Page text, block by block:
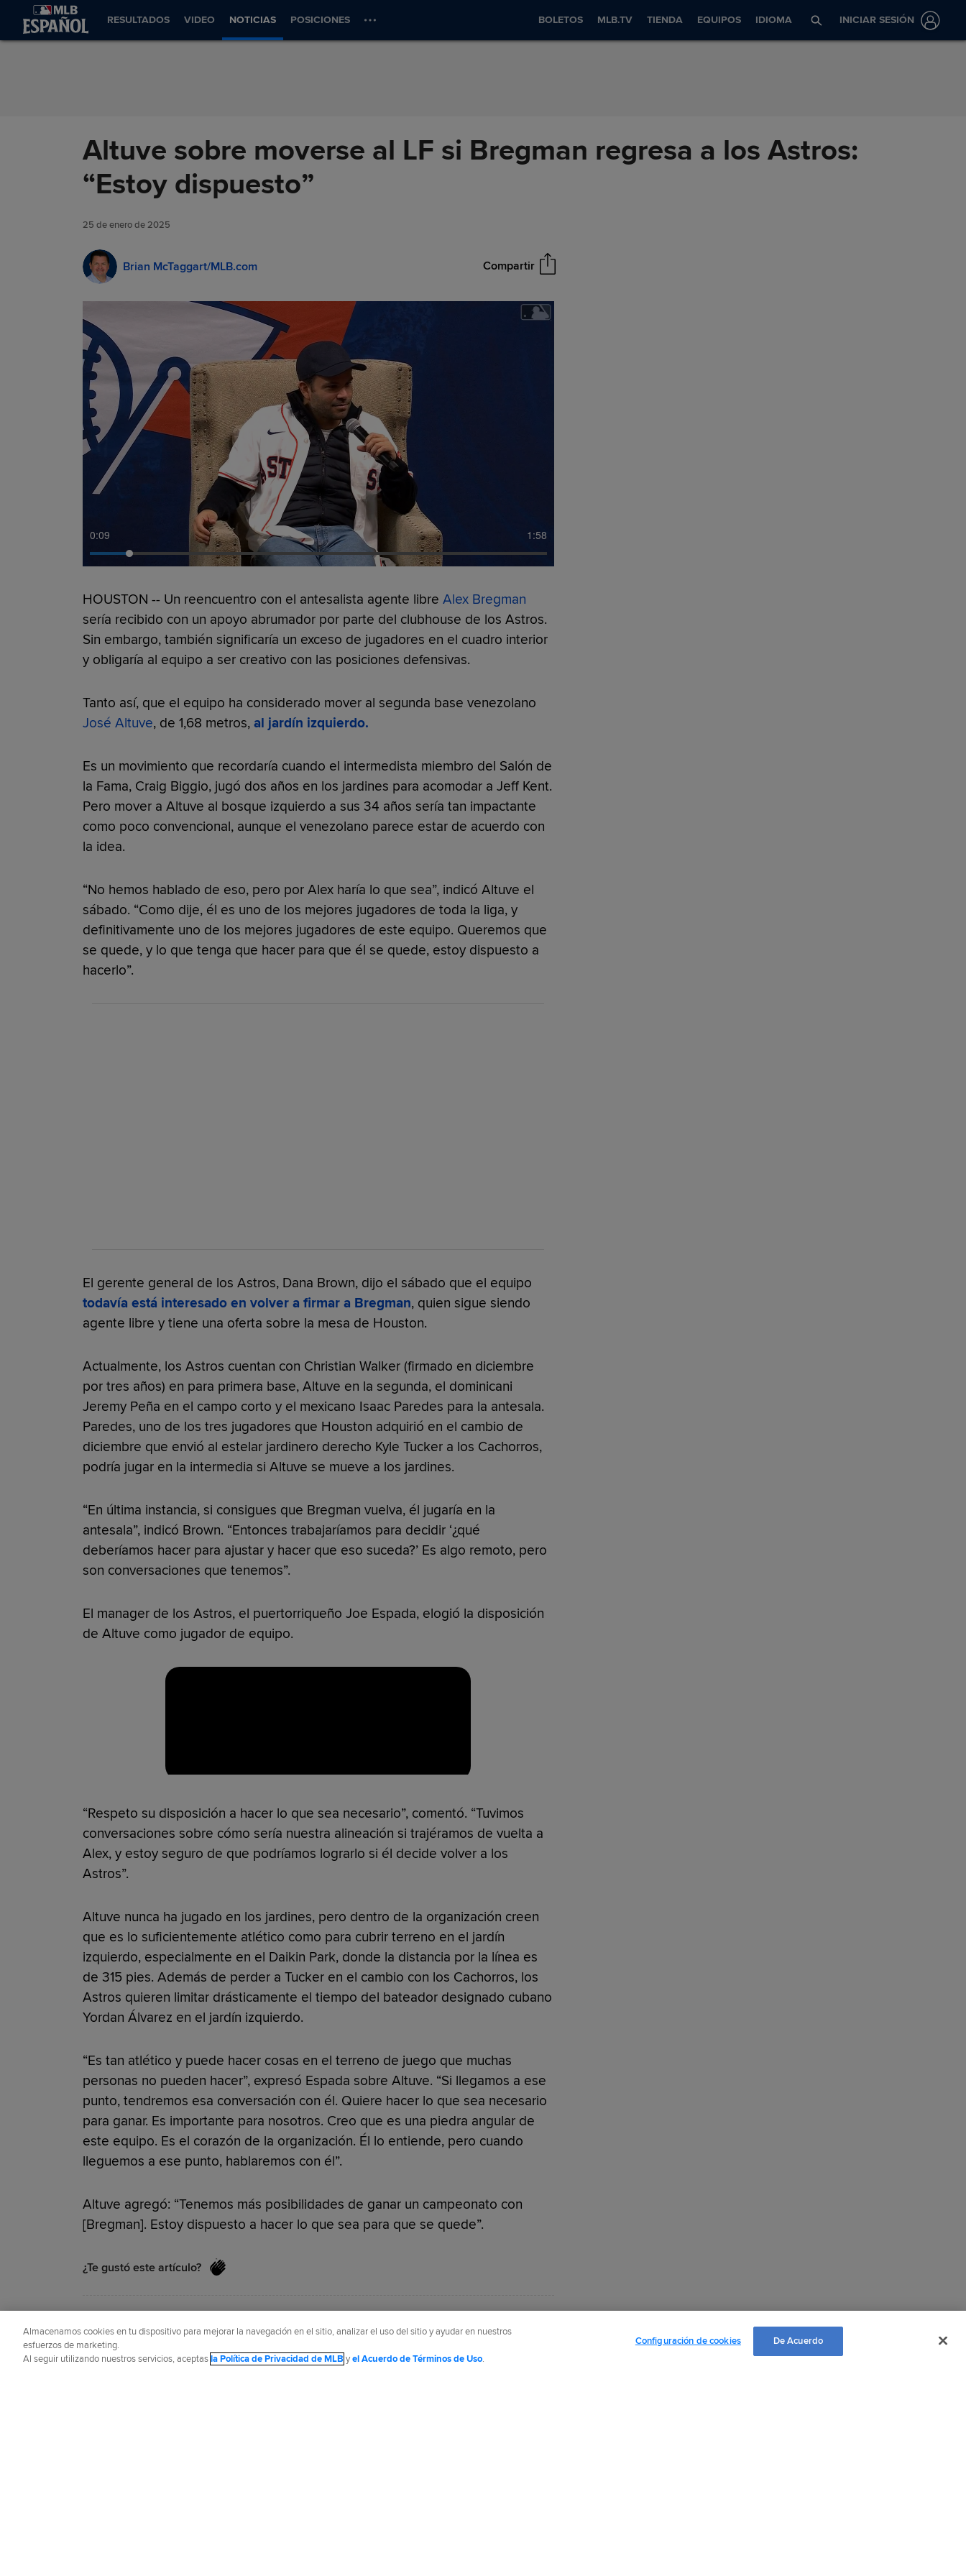
Saltar al Contenido
RESULTADOS VIDEO NOTICIAS POSICIONES BOLETOS MLB.TV TIENDA EQUIPOS IDIOMA INICIAR SESIÓN
Altuve sobre moverse al LF si Bregman regresa a los Astros:
“Estoy dispuesto”
25 de enero de 2025
Brian McTaggart/MLB.com Compartir
0:10 1:58
HOUSTON -- Un reencuentro con el antesalista agente libre Alex Bregman
sería recibido con un apoyo abrumador por parte del clubhouse de los Astros.
Sin embargo, también significaría un exceso de jugadores en el cuadro interior
y obligaría al equipo a ser creativo con las posiciones defensivas.
Tanto así, que el equipo ha considerado mover al segunda base venezolano
José Altuve, de 1,68 metros, al jardín izquierdo.
Es un movimiento que recordaría cuando el intermedista miembro del Salón de
la Fama, Craig Biggio, jugó dos años en los jardines para acomodar a Jeff Kent.
Pero mover a Altuve al bosque izquierdo a sus 34 años sería tan impactante
como poco convencional, aunque el venezolano parece estar de acuerdo con
la idea.
“No hemos hablado de eso, pero por Alex haría lo que sea”, indicó Altuve el
sábado. “Como dije, él es uno de los mejores jugadores de toda la liga, y
definitivamente uno de los mejores jugadores de este equipo. Queremos que
se quede, y lo que tenga que hacer para que él se quede, estoy dispuesto a
hacerlo”.
El gerente general de los Astros, Dana Brown, dijo el sábado que el equipo
todavía está interesado en volver a firmar a Bregman, quien sigue siendo
agente libre y tiene una oferta sobre la mesa de Houston.
Actualmente, los Astros cuentan con Christian Walker (firmado en diciembre
por tres años) en para primera base, Altuve en la segunda, el dominicani
Jeremy Peña en el campo corto y el mexicano Isaac Paredes para la antesala.
Paredes, uno de los tres jugadores que Houston adquirió en el cambio de
diciembre que envió al estelar jardinero derecho Kyle Tucker a los Cachorros,
podría jugar en la intermedia si Altuve se mueve a los jardines.
“En última instancia, si consigues que Bregman vuelva, él jugaría en la
antesala”, indicó Brown. “Entonces trabajaríamos para decidir ‘¿qué
deberíamos hacer para ajustar y hacer que eso suceda?’ Es algo remoto, pero
son conversaciones que tenemos”.
El manager de los Astros, el puertorriqueño Joe Espada, elogió la disposición
de Altuve como jugador de equipo.
“Respeto su disposición a hacer lo que sea necesario”, comentó. “Tuvimos
conversaciones sobre cómo sería nuestra alineación si trajéramos de vuelta a
Alex, y estoy seguro de que podríamos lograrlo si él decide volver a los
Astros”.
Altuve nunca ha jugado en los jardines, pero dentro de la organización creen
que es lo suficientemente atlético como para cubrir terreno en el jardín
izquierdo, especialmente en el Daikin Park, donde la distancia por la línea es
de 315 pies. Además de perder a Tucker en el cambio con los Cachorros, los
Astros quieren limitar drásticamente el tiempo del bateador designado cubano
Yordan Álvarez en el jardín izquierdo.
“Es tan atlético y puede hacer cosas en el terreno de juego que muchas
personas no pueden hacer”, expresó Espada sobre Altuve. “Si llegamos a ese
punto, tendremos esa conversación con él. Quiere hacer lo que sea necesario
para ganar. Es importante para nosotros. Creo que es una piedra angular de
este equipo. Es el corazón de la organización. Él lo entiende, pero cuando
lleguemos a ese punto, hablaremos con él”.
Altuve agregó: “Tenemos más posibilidades de ganar un campeonato con
[Bregman]. Estoy dispuesto a hacer lo que sea para que se quede”.
¿Te gustó este artículo?
El reportero principal del club, Brian McTaggart, ha cubierto a los Astros desde
el 2004 y para MLB.com desde el 2009.
Almacenamos cookies en tu dispositivo para mejorar la navegación en el sitio, analizar el uso del sitio y ayudar en nuestros
esfuerzos de marketing.
Al seguir utilizando nuestros servicios, aceptasla Política de Privacidad de MLB yel Acuerdo de Términos de Uso.
Configuración de cookies De Acuerdo